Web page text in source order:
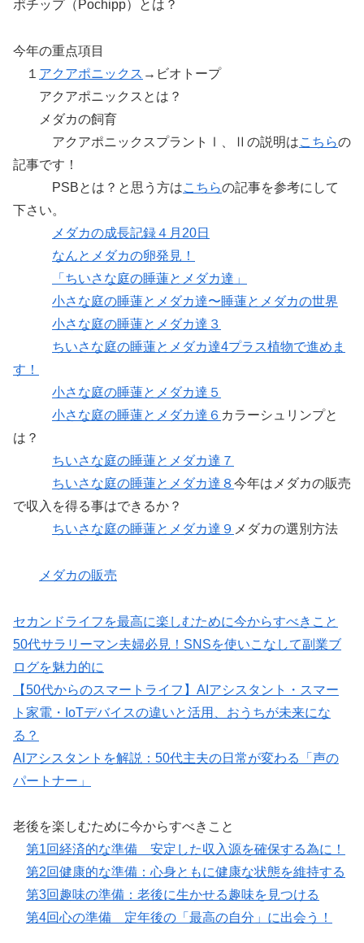
ポチップ（Pochipp）とは？
今年の重点項目
１ アクアポニックス →ビオトープ
アクアポニックスとは？
メダカの飼育
アクアポニックスプラントⅠ、Ⅱの説明はこちらの
記事です！
PSBとは？と思う方はこちらの記事を参考にして
下さい。
メダカの成長記録４月20日
なんとメダカの卵発見！
「ちいさな庭の睡蓮とメダカ達」
小さな庭の睡蓮とメダカ達〜睡蓮とメダカの世界
小さな庭の睡蓮とメダカ達３
ちいさな庭の睡蓮とメダカ達4プラス植物で進めま
す！
小さな庭の睡蓮とメダカ達５
小さな庭の睡蓮とメダカ達６ カラーシュリンプと
は？
ちいさな庭の睡蓮とメダカ達７
ちいさな庭の睡蓮とメダカ達８今年はメダカの販売
で収入を得る事はできるか？
ちいさな庭の睡蓮とメダカ達９ メダカの選別方法
メダカの販売
セカンドライフを最高に楽しむために今からすべきこと
50代サラリーマン夫婦必見！SNSを使いこなして副業ブ
ログを魅力的に
【50代からのスマートライフ】AIアシスタント・スマー
ト家電・IoTデバイスの違いと活用、おうちが未来にな
る？
AIアシスタントを解説：50代主夫の日常が変わる「声の
パートナー」
老後を楽しむために今からすべきこと
第1回経済的な準備 安定した収入源を確保する為に！
第2回健康的な準備：心身ともに健康な状態を維持する
第3回趣味の準備：老後に生かせる趣味を見つける
第4回心の準備 定年後の「最高の自分」に出会う！